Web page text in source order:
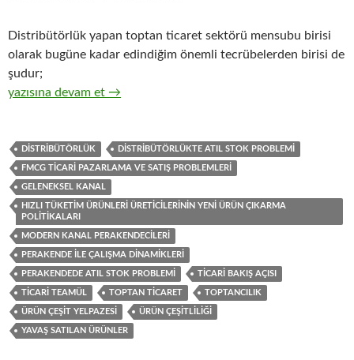
Distribütörlük yapan toptan ticaret sektörü mensubu birisi
olarak bugüne kadar edindiğim önemli tecrübelerden birisi de
şudur;
21-Hızlı tüketim ürünleri üreticisi firmaların, ürün çeşit
yazısına devam et →
DISTRIBÜTÖRLÜK DISTRIBÜTÖRLÜKTE ATIL STOK PROBLEMI
FMCG TICARI PAZARLAMA VE SATIŞ PROBLEMLERI
GELENEKSEL KANAL
HIZLI TÜKETIM ÜRÜNLERI ÜRETICILERININ YENI ÜRÜN ÇIKARMA
POLITIKALARI
MODERN KANAL PERAKENDECILERI
PERAKENDE ILE ÇALIŞMA DINAMIKLERI
PERAKENDEDE ATIL STOK PROBLEMI TICARI BAKIŞ AÇISI
TICARI TEAMÜL TOPTAN TICARET TOPTANCILIK
ÜRÜN ÇEŞIT YELPAZESI ÜRÜN ÇEŞITLILIĞI
YAVAŞ SATILAN ÜRÜNLER